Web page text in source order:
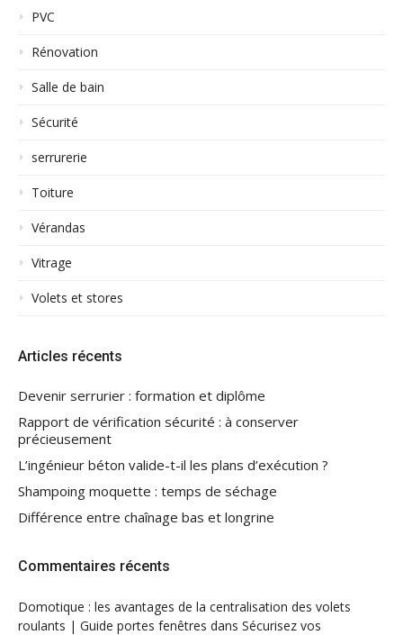
PVC
Rénovation
Salle de bain
Sécurité
serrurerie
Toiture
Vérandas
Vitrage
Volets et stores
Articles récents
Devenir serrurier : formation et diplôme
Rapport de vérification sécurité : à conserver
précieusement
L’ingénieur béton valide-t-il les plans d’exécution ?
Shampoing moquette : temps de séchage
Différence entre chaînage bas et longrine
Commentaires récents
Domotique : les avantages de la centralisation des volets
roulants | Guide portes fenêtres dans Sécurisez vos